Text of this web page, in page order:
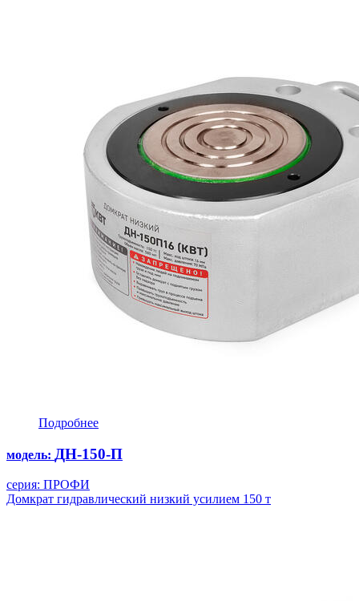
Подробнее
модель: ДН-150-П
серия: ПРОФИ
Домкрат гидравлический низкий усилием 150 т